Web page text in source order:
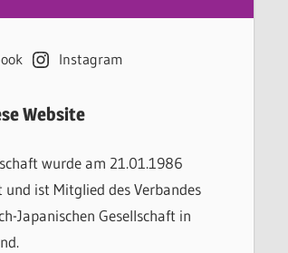
Instagram
Website
wurde am 21.01.1986
und ist Mitglied des Verbandes
Japanischen Gesellschaft in